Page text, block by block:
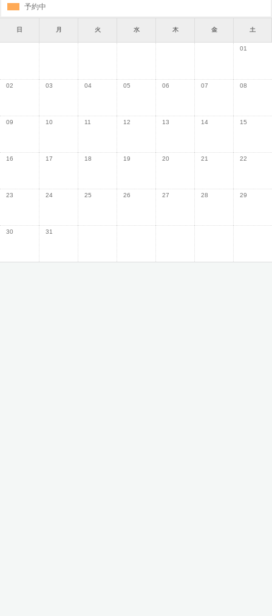
予約中
日 月 火 水 木 金 土
01
02 03 04 05 06 07 08
09 10 11 12 13 14 15
16 17 18 19 20 21 22
23 24 25 26 27 28 29
30 31